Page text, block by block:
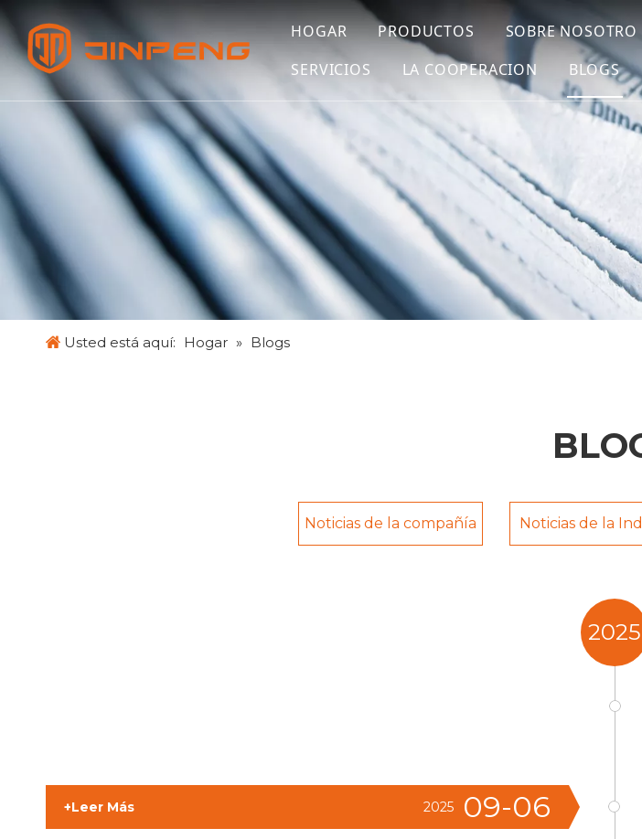
HOGAR PRODUCTOS SOBRE NOSOTRO
SERVICIOS
LA COOPERACION BLOGS
Usted está aquí: Hogar » Blogs
Noticias de la compañía Noticias de la
2025
09-06
2025
+Leer Más